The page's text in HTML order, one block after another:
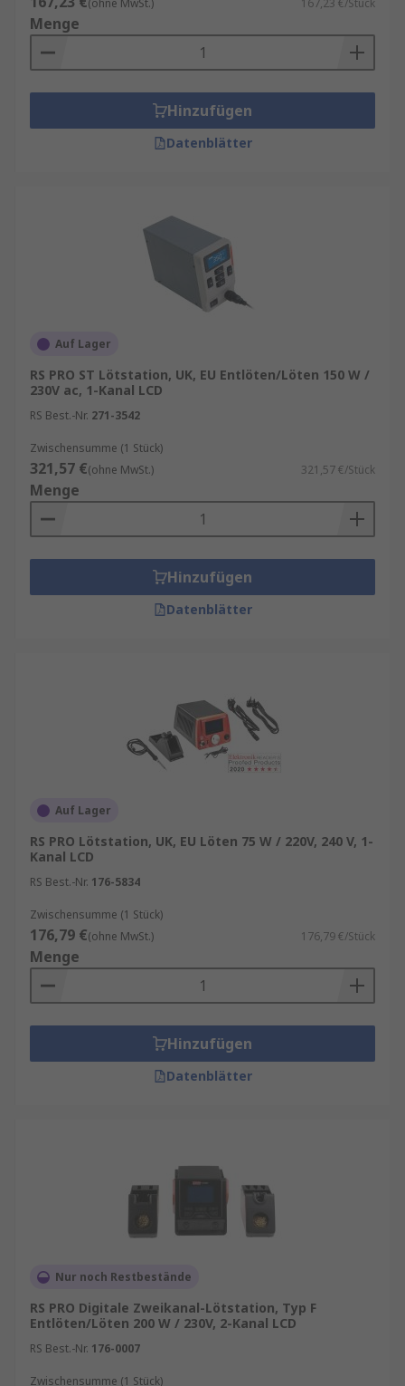
(ohne MwSt.) 167,23 €/Stück
Menge
Hinzufügen
Datenblätter
Auf Lager
RS PRO ST Lötstation, UK, EU Entlöten/Löten 150 W /
230V ac, 1-Kanal LCD
RS Best.-Nr. 271-3542
Zwischensumme (1 Stück)
321,57 €(ohne MwSt.) 321,57 €/Stück
Menge
Hinzufügen
Datenblätter
Auf Lager
RS PRO Lötstation, UK, EU Löten 75 W / 220V, 240 V, 1-
Kanal LCD
RS Best.-Nr. 176-5834
Zwischensumme (1 Stück)
176,79 €(ohne MwSt.) 176,79 €/Stück
Menge
Hinzufügen
Datenblätter
Nur noch Restbestände
RS PRO Digitale Zweikanal-Lötstation, Typ F
Entlöten/Löten 200 W / 230V, 2-Kanal LCD
RS Best.-Nr. 176-0007
Zwischensumme (1 Stück)